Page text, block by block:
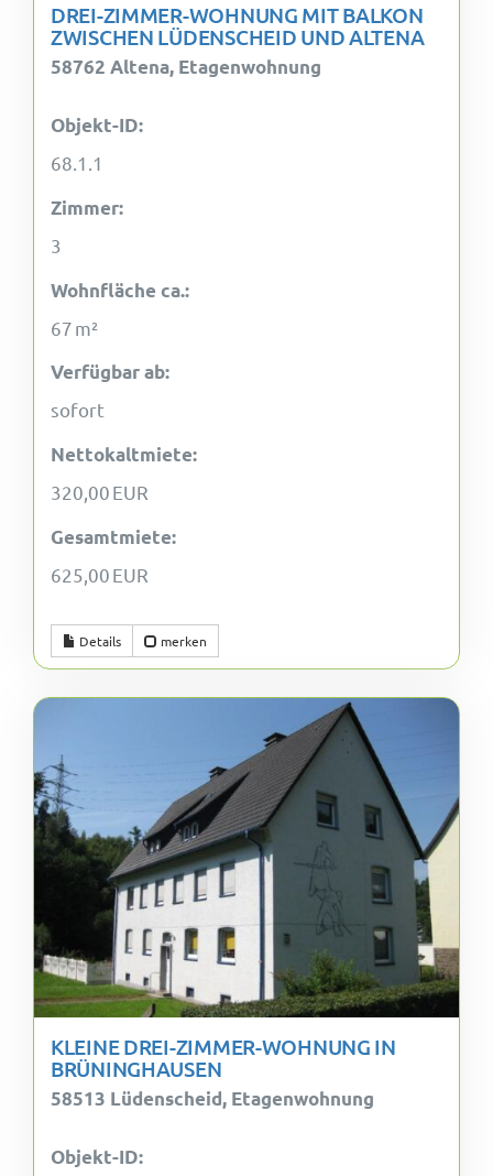
DREI-ZIMMER-WOHNUNG MIT BALKON
ZWISCHEN LÜDENSCHEID UND ALTENA
58762 Altena, Etagenwohnung
Objekt-ID:
68.1.1
Zimmer:
3
Wohnfläche ca.:
67 m²
Verfügbar ab:
sofort
Nettokaltmiete:
320,00 EUR
Gesamtmiete:
625,00 EUR
Details merken
KLEINE DREI-ZIMMER-WOHNUNG IN
BRÜNINGHAUSEN
58513 Lüdenscheid, Etagenwohnung
Objekt-ID: